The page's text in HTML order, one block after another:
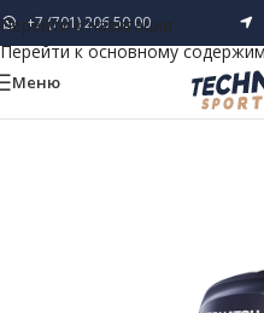
Перейти к навигации
Перейти к основному
+7 (701) 206 50 00
Меню